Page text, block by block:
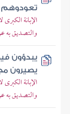
تعودوهم
الإبانة
والتصديق به
يبدؤون
يصيرون
الإبانة
والتصديق به